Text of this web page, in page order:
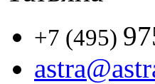
+7 (495)